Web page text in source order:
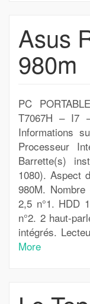
Asus
980m
PC
T7067H – I7
Informations
Processeur
Barrette(s)
1080). Aspect
980M. Nombre
2,5 n°1. HDD
n°2. 2 haut-
intégrés.
More